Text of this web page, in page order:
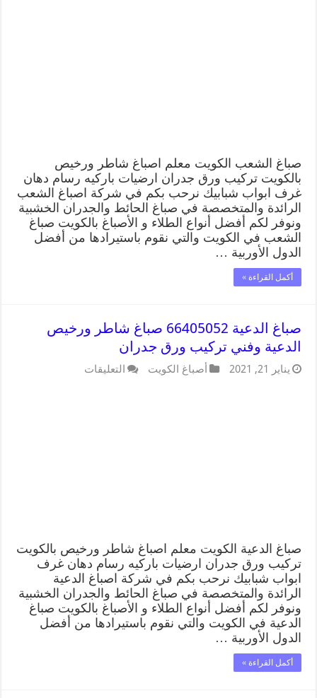
صباغ الشعب الكويت معلم اصباغ شاطر ورخيص
بالكويت تركيب ورق جدران ارضيات باركيه رسام دهان
غرف ابواب شبابيك نرحب بكم في شركة اصباغ الشعب
الرائدة والمتخصصة في صباغ الحائط والجدران الخشبية
ونوفر لكم أفضل أنواع الطلاء و الأصباغ بالكويت صباغ
الشعب في الكويت والتي نقوم باستيرادها من أفضل
الدول الأوربية …
أكمل القراءة »
صباغ الدعية 66405052 صباغ شاطر ورخيص
الدعية وفني تركيب ورق جدران
يناير 21, 2021 أصباغ الكويت التعليقات
صباغ الدعية الكويت معلم اصباغ شاطر ورخيص بالكويت
تركيب ورق جدران ارضيات باركيه رسام دهان غرف
ابواب شبابيك نرحب بكم في شركة اصباغ الدعية
الرائدة والمتخصصة في صباغ الحائط والجدران الخشبية
ونوفر لكم أفضل أنواع الطلاء و الأصباغ بالكويت صباغ
الدعية في الكويت والتي نقوم باستيرادها من أفضل
الدول الأوربية …
أكمل القراءة »